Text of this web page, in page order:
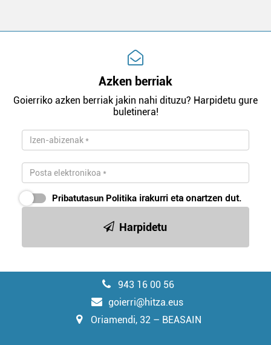
Azken berriak
Goierriko azken berriak jakin nahi dituzu? Harpidetu gure
buletinera!
Pribatutasun Politika irakurri eta onartzen dut.
Harpidetu
943 16 00 56
goierri@hitza.eus
Oriamendi, 32 – BEASAIN